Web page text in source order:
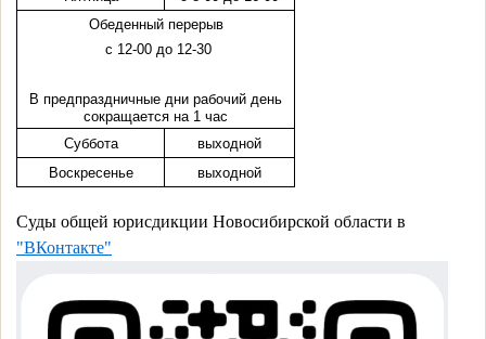
Обеденный перерыв
с 12-00 до 12-30
В предпраздничные дни рабочий день
сокращается на 1 час
Суббота
выходной
Воскресенье
выходной
Суды общей юрисдикции Новосибирской области в
"ВКонтакте"